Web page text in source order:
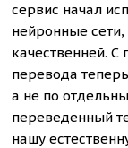
сервис начал
нейронные сети,
качественней.
перевода
а не по
переведенный
нашу